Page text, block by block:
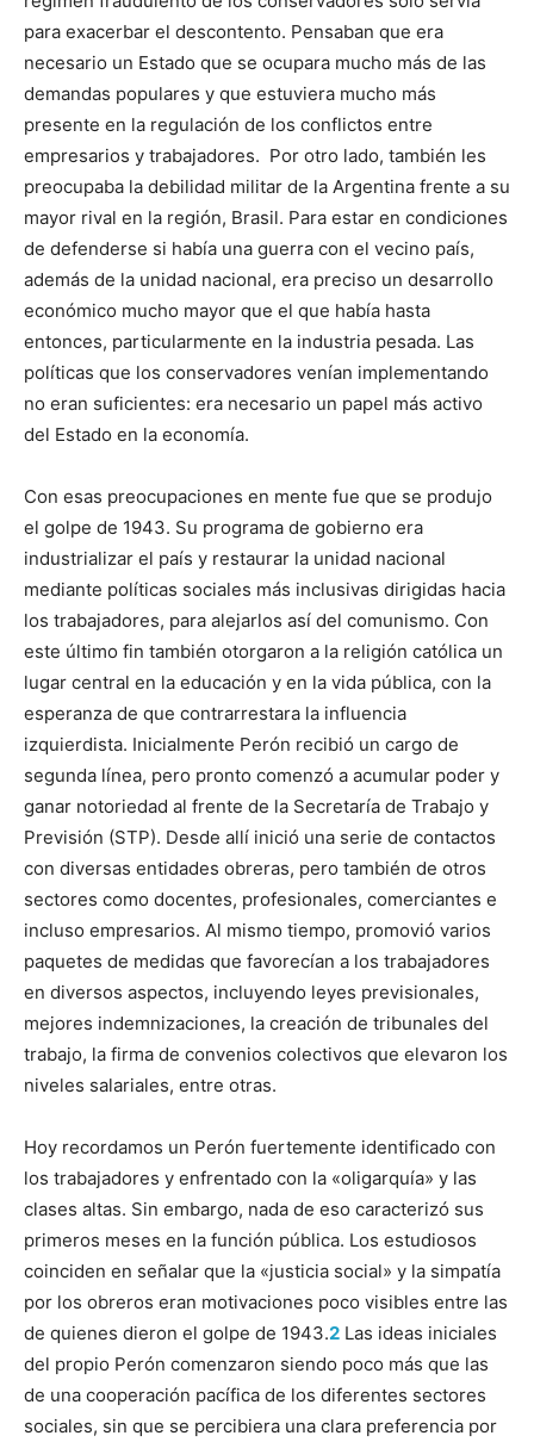
para exacerbar el descontento. Pensaban que era
necesario un Estado que se ocupara mucho más de las
demandas populares y que estuviera mucho más
presente en la regulación de los conflictos entre
empresarios y trabajadores. Por otro lado, también les
preocupaba la debilidad militar de la Argentina frente a su
mayor rival en la región, Brasil. Para estar en condiciones
de defenderse si había una guerra con el vecino país,
además de la unidad nacional, era preciso un desarrollo
económico mucho mayor que el que había hasta
entonces, particularmente en la industria pesada. Las
políticas que los conservadores venían implementando
no eran suficientes: era necesario un papel más activo
del Estado en la economía.
Con esas preocupaciones en mente fue que se produjo
el golpe de 1943. Su programa de gobierno era
industrializar el país y restaurar la unidad nacional
mediante políticas sociales más inclusivas dirigidas hacia
los trabajadores, para alejarlos así del comunismo. Con
este último fin también otorgaron a la religión católica un
lugar central en la educación y en la vida pública, con la
esperanza de que contrarrestara la influencia
izquierdista. Inicialmente Perón recibió un cargo de
segunda línea, pero pronto comenzó a acumular poder y
ganar notoriedad al frente de la Secretaría de Trabajo y
Previsión (STP). Desde allí inició una serie de contactos
con diversas entidades obreras, pero también de otros
sectores como docentes, profesionales, comerciantes e
incluso empresarios. Al mismo tiempo, promovió varios
paquetes de medidas que favorecían a los trabajadores
en diversos aspectos, incluyendo leyes previsionales,
mejores indemnizaciones, la creación de tribunales del
trabajo, la firma de convenios colectivos que elevaron los
niveles salariales, entre otras.
Hoy recordamos un Perón fuertemente identificado con
los traba­jadores y enfrentado con la «oligarquía» y las
clases altas. Sin embargo, nada de eso caracterizó sus
primeros meses en la función pública. Los estudiosos
coinciden en señalar que la «justicia social» y la simpatía
por los obreros eran motivaciones poco visibles entre las
de quienes dieron el golpe de 1943.2 Las ideas iniciales
del propio Perón comenzaron sien­do poco más que las
de una cooperación pacífica de los diferentes sectores
sociales, sin que se percibiera una clara preferencia por